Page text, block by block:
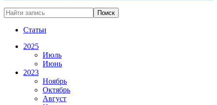
Статьи
2025
Июль
Июнь
2023
Ноябрь
Октябрь
Август